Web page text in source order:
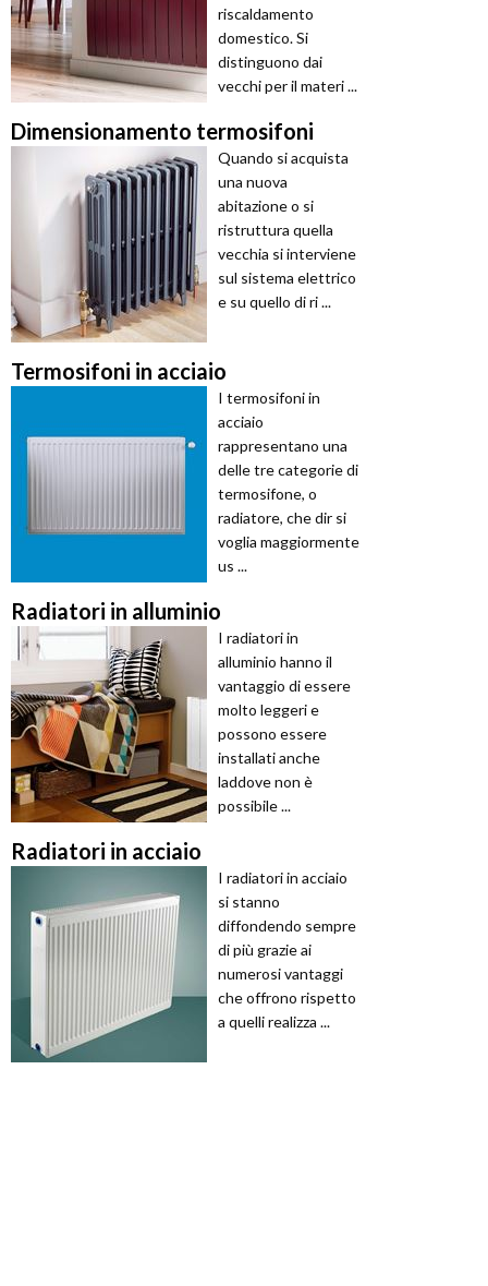
riscaldamento
domestico. Si
distinguono dai
vecchi per il materi ...
Dimensionamento termosifoni
Quando si acquista
una nuova
abitazione o si
ristruttura quella
vecchia si interviene
sul sistema elettrico
e su quello di ri ...
Termosifoni in acciaio
I termosifoni in
acciaio
rappresentano una
delle tre categorie di
termosifone, o
radiatore, che dir si
voglia maggiormente
us ...
Radiatori in alluminio
I radiatori in
alluminio hanno il
vantaggio di essere
molto leggeri e
possono essere
installati anche
laddove non è
possibile ...
Radiatori in acciaio
I radiatori in acciaio
si stanno
diffondendo sempre
di più grazie ai
numerosi vantaggi
che offrono rispetto
a quelli realizza ...